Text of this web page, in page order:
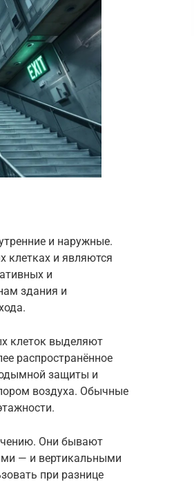
и наружные.
клетках и являются
и
здания и
клеток выделяют
распространённое
защиты и
воздуха. Обычные
Они бывают
— и вертикальными
при разнице